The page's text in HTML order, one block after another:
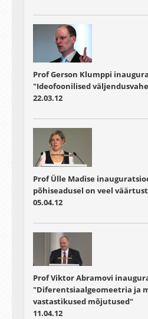
Prof Gerson Klumppi
"Ideofoonilised
22.03.12
Prof Ülle Madise
põhiseadusel on veel
05.04.12
Prof Viktor Abramovi
"Diferentsiaalgeomeetria ja
vastastikused mõjutused"
11.04.12